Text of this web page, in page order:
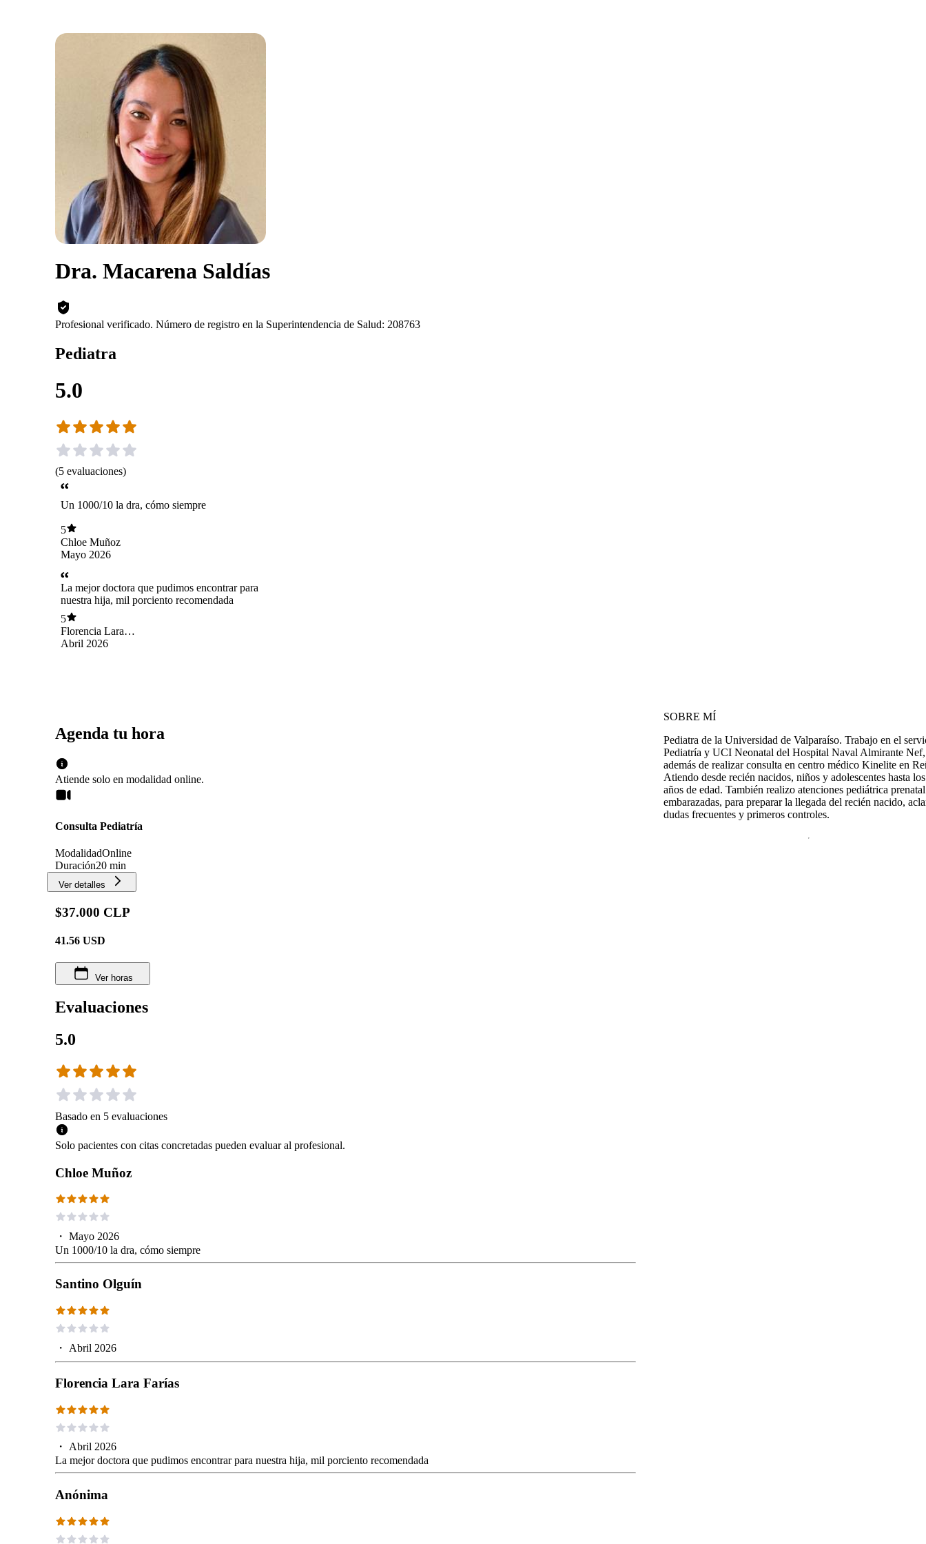
Dra. Macarena Saldías
Profesional verificado. Número de registro en la Superintendencia de Salud: 208763
Pediatra
5.0
(5 evaluaciones)
Un 1000/10 la dra, cómo siempre
5
Chloe Muñoz
Mayo 2026
La mejor doctora que pudimos encontrar para
nuestra hija, mil porciento recomendada
5
Florencia Lara
Farías
Abril 2026
Agenda tu hora
Atiende solo en modalidad online.
Consulta Pediatría
ModalidadOnline
Duración20 min
Ver detalles
$37.000 CLP
41.56 USD
Ver horas
Evaluaciones
5.0
Basado en 5 evaluaciones
Solo pacientes con citas concretadas pueden evaluar al profesional.
Chloe Muñoz
・ Mayo 2026
Un 1000/10 la dra, cómo siempre
Santino Olguín
・ Abril 2026
Florencia Lara Farías
・ Abril 2026
La mejor doctora que pudimos encontrar para nuestra hija, mil porciento recomendada
Anónima
SOBRE MÍ
Pediatra de la Universidad de Valparaíso. Trabajo en el
Pediatría y UCI Neonatal del Hospital Naval Almirante Nef,
además de realizar consulta en centro médico Kinelite en
Atiendo desde recién nacidos, niños y adolescentes hasta
años de edad. También realizo atenciones pediátrica
embarazadas, para preparar la llegada del recién nacido,
dudas frecuentes y primeros controles.